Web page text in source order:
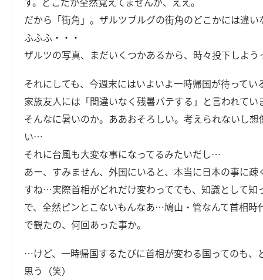
だから「街角」。ザルツブルグの街角のどこかには違い
ふふふ・・・
ザルツの写真、まだいくつかあるから、時々投下しよう
それにしても、今週末にはいよいよ一時帰国が待ってい
家族友人には「間違いなく残暑バテする」と言われてい
そんなに暑いのか。ああおそろしい。考えられないし想
い…
それに台風も大変な事になってるみたいだし…
あー、すみません、外国にいると、本当に日本の事に疎
すね…実際首相がどれだけ変わってても、知識として知
で、全然ピンとこないもんなあ…鳩山・管なんて首相時
で観たの、何回あった事か。
…けど、一時帰国するたびに首相が変わる国ってのも、
思う（笑）